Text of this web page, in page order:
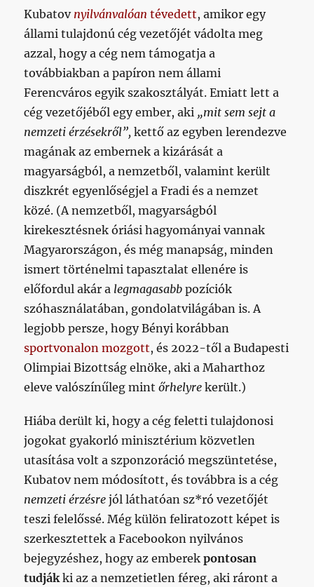
Kubatov nyilvánvalóan tévedett, amikor egy
állami tulajdonú cég vezetőjét vádolta meg
azzal, hogy a cég nem támogatja a
továbbiakban a papíron nem állami
Ferencváros egyik szakosztályát. Emiatt lett a
cég vezetőjéből egy ember, aki „mit sem sejt a
nemzeti érzésekről”,kettő az egyben lerendezve
magának az embernek a kizárását a
magyarságból, a nemzetből, valamint került
diszkrét egyenlőségjel a Fradi és a nemzet
közé. (A nemzetből, magyarságból
kirekesztésnek óriási hagyományai vannak
Magyarországon, és még manapság, minden
ismert történelmi tapasztalat ellenére is
előfordul akár a legmagasabb pozíciók
szóhasználatában, gondolatvilágában is. A
legjobb persze, hogy Bényi korábban
sportvonalon mozgott, és 2022-től a Budapesti
Olimpiai Bizottság elnöke, aki a Maharthoz
eleve valószínűleg mintőrhelyre került.)
Hiába derült ki, hogy a cég feletti tulajdonosi
jogokat gyakorló minisztérium közvetlen
utasítása volt a szponzoráció megszüntetése,
Kubatov nem módosított, és továbbra is a cég
nemzeti érzésrejól láthatóan sz*ró vezetőjét
teszi felelőssé. Még külön feliratozott képet is
szerkesztettek a Facebookon nyilvános
bejegyzéshez, hogy az emberekpontosan
tudják ki az a nemzetietlen féreg, aki ráront a